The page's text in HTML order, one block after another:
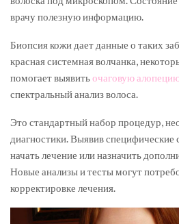
врачу полезную информацию.
Биопсия кожи дает данные о таких
красная системная волчанка,
помогает выявитьочаговую
спектральный анализ волоса.
Это стандартный набор процедур,
диагностики. Выявив
начать лечение или назначить
Новые анализы и тесты могут
корректировке лечения.